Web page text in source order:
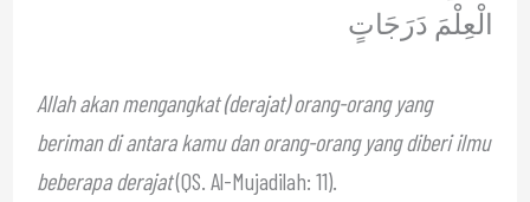
الْعِلْمَ دَرَجَاتٍ
Allah akan mengangkat (derajat) orang-orang yang
beriman di antara kamu dan orang-orang yang diberi ilmu
beberapa derajat(QS. Al-Mujadilah: 11).